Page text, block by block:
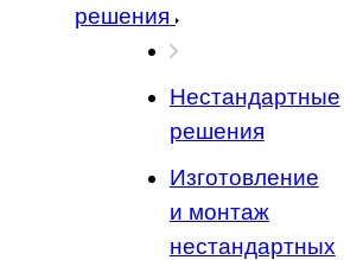
решения
Нестандартные
решения
Изготовление
и монтаж
нестандартных